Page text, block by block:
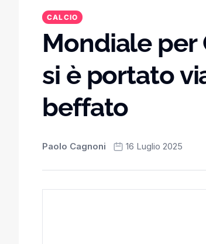
CALCIO
Mondiale per
si è portato
beffato
Paolo Cagnoni 16 Luglio 2025